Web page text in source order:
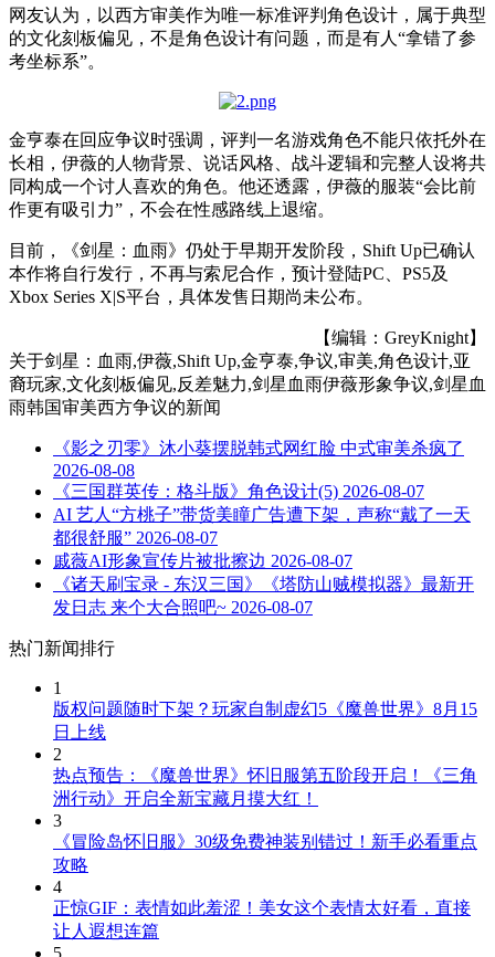
网友认为，以西方审美作为唯一标准评判角色设计，属于典型
的文化刻板偏见，不是角色设计有问题，而是有人“拿错了参
考坐标系”。
金亨泰在回应争议时强调，评判一名游戏角色不能只依托外在
长相，伊薇的人物背景、说话风格、战斗逻辑和完整人设将共
同构成一个讨人喜欢的角色。他还透露，伊薇的服装“会比前
作更有吸引力”，不会在性感路线上退缩。
目前，《剑星：血雨》仍处于早期开发阶段，Shift Up已确认
本作将自行发行，不再与索尼合作，预计登陆PC、PS5及
Xbox Series X|S平台，具体发售日期尚未公布。
【编辑：GreyKnight】
关于剑星：血雨,伊薇,Shift Up,金亨泰,争议,审美,角色设计,亚
裔玩家,文化刻板偏见,反差魅力,剑星血雨伊薇形象争议,剑星血
雨韩国审美西方争议的新闻
《影之刃零》沐小葵摆脱韩式网红脸 中式审美杀疯了
2026-08-08
《三国群英传：格斗版》角色设计(5) 2026-08-07
AI 艺人“方桃子”带货美瞳广告遭下架，声称“戴了一天
都很舒服” 2026-08-07
戚薇AI形象宣传片被批擦边 2026-08-07
《诸天刷宝录 - 东汉三国》《塔防山贼模拟器》最新开
发日志 来个大合照吧~ 2026-08-07
热门新闻排行
1
版权问题随时下架？玩家自制虚幻5《魔兽世界》8月15
日上线
2
热点预告：《魔兽世界》怀旧服第五阶段开启！《三角
洲行动》开启全新宝藏月摸大红！
3
《冒险岛怀旧服》30级免费神装别错过！新手必看重点
攻略
4
正惊GIF：表情如此羞涩！美女这个表情太好看，直接
让人遐想连篇
5